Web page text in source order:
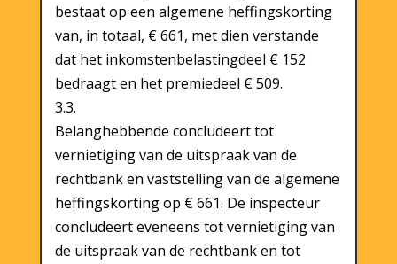
bestaat op een algemene heffingskorting
van, in totaal, € 661, met dien verstande
dat het inkomstenbelastingdeel € 152
bedraagt en het premiedeel € 509.
3.3.
Belanghebbende concludeert tot
vernietiging van de uitspraak van de
rechtbank en vaststelling van de algemene
heffingskorting op € 661. De inspecteur
concludeert eveneens tot vernietiging van
de uitspraak van de rechtbank en tot